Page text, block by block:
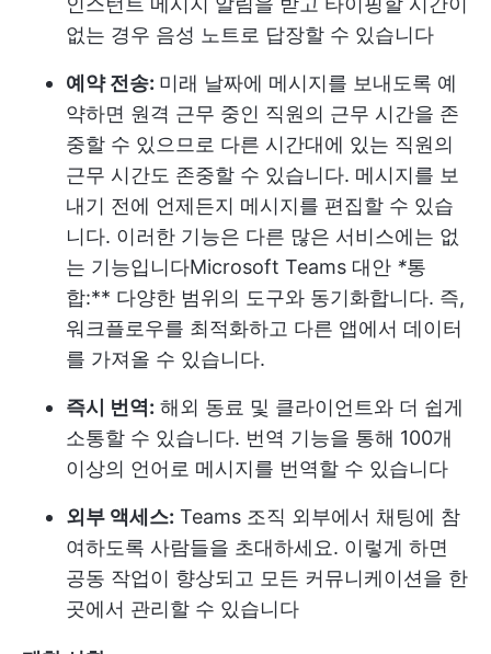
없는 경우 음성 노트로 답장할 수 있습니다
예약 전송: 미래 날짜에 메시지를 보내도록 예
약하면 원격 근무 중인 직원의 근무 시간을 존
중할 수 있으므로 다른 시간대에 있는 직원의
근무 시간도 존중할 수 있습니다. 메시지를 보
내기 전에 언제든지 메시지를 편집할 수 있습
니다. 이러한 기능은 다른 많은 서비스에는 없
는 기능입니다Microsoft Teams 대안 *통
합:** 다양한 범위의 도구와 동기화합니다. 즉,
워크플로우를 최적화하고 다른 앱에서 데이터
를 가져올 수 있습니다.
즉시 번역: 해외 동료 및 클라이언트와 더 쉽게
소통할 수 있습니다. 번역 기능을 통해 100개
이상의 언어로 메시지를 번역할 수 있습니다
외부 액세스: Teams 조직 외부에서 채팅에 참
여하도록 사람들을 초대하세요. 이렇게 하면
공동 작업이 향상되고 모든 커뮤니케이션을 한
곳에서 관리할 수 있습니다